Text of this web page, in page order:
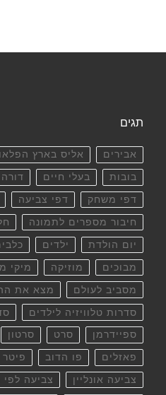
תגים
אבירים אליס בארץ
בובות בעלי חיים דורה
דפי משחק דפי צביעה
חיבור מספרים לתמונה
יום הולדת ילדים
מבוכים מוזיקה מיקי
מסביב לעולם מצא את
סדרות טלוויזיה לילדים
ספיידרמן סרט סרטון
פאזלים פו הדוב פיטר
צביעה אונליין צביעה